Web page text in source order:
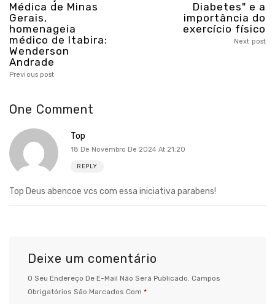
Médica de Minas
Gerais,
homenageia
médico de Itabira:
Wenderson
Andrade
Previous post
Diabetes" e a
importância do
exercício físico
Next post
One Comment
Top
18 De Novembro De 2024 At 21:20
REPLY
Top Deus abencoe vcs com essa iniciativa parabens!
Deixe um comentário
O Seu Endereço De E-Mail Não Será Publicado. Campos
Obrigatórios São Marcados Com *